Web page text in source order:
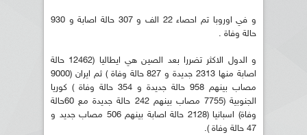
و في اوروبا تم احصاء 22 الف و 307 حالة اصابة و 930
حالة وفاة .
و الدول الاكثر تضررا بعد الصين هي ايطاليا (12462 حالة
اصابة منها 2313 جديدة و 827 حالة وفاة ) ثم ايران (9000
مصاب بينهم 958 حالة جديدة و 354 حالة وفاة ) كوريا
الجنوبية (7755 مصاب بينهم 242 حالة جديدة مع 60حالة
وفاة) اسبانيا (2128 حالة اصابة بينهم 506 مصاب جديد و
47 حالة وفاة ).